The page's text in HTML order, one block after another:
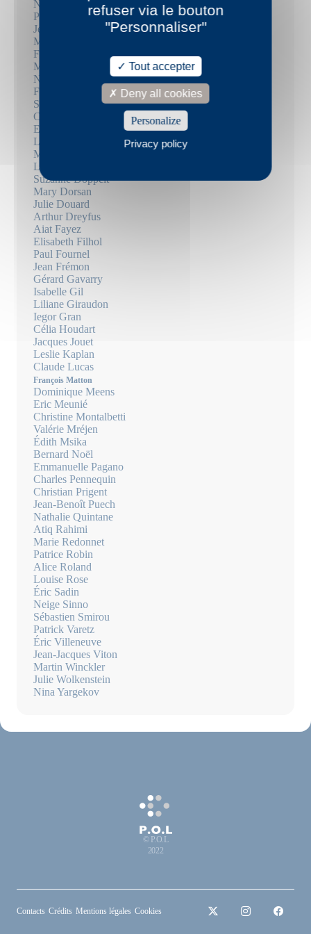
Nathalie Azoulai
Pierric Bailly
Jean-Luc Bayard
Mathieu Bermann
Frédérique Berthet
Mika Biermann
Nicolas Bouyssi
Frédéric Boyer
Sébastien Brebel
Christophe Carpentier
Emmanuel Carrère
Louise Chennevière
Marie Darrieussecq
Louise Desbrusses
Suzanne Doppelt
Mary Dorsan
Julie Douard
Arthur Dreyfus
Aiat Fayez
Elisabeth Filhol
Paul Fournel
Jean Frémon
Gérard Gavarry
Isabelle Gil
Liliane Giraudon
Iegor Gran
Célia Houdart
Jacques Jouet
Leslie Kaplan
Claude Lucas
François Matton
Dominique Meens
Eric Meunié
Christine Montalbetti
Valérie Mréjen
Édith Msika
Bernard Noël
Emmanuelle Pagano
Charles Pennequin
Christian Prigent
Jean-Benoît Puech
Nathalie Quintane
Atiq Rahimi
Marie Redonnet
Patrice Robin
Alice Roland
Louise Rose
Éric Sadin
Neige Sinno
Sébastien Smirou
Patrick Varetz
Éric Villeneuve
Jean-Jacques Viton
Martin Winckler
Julie Wolkenstein
Nina Yargekov
© P.O.L
2022
Contacts Crédits Mentions légales Cookies
refuser via le bouton
"Personnaliser"
Tout accepter
Deny all cookies
Personalize
Privacy policy